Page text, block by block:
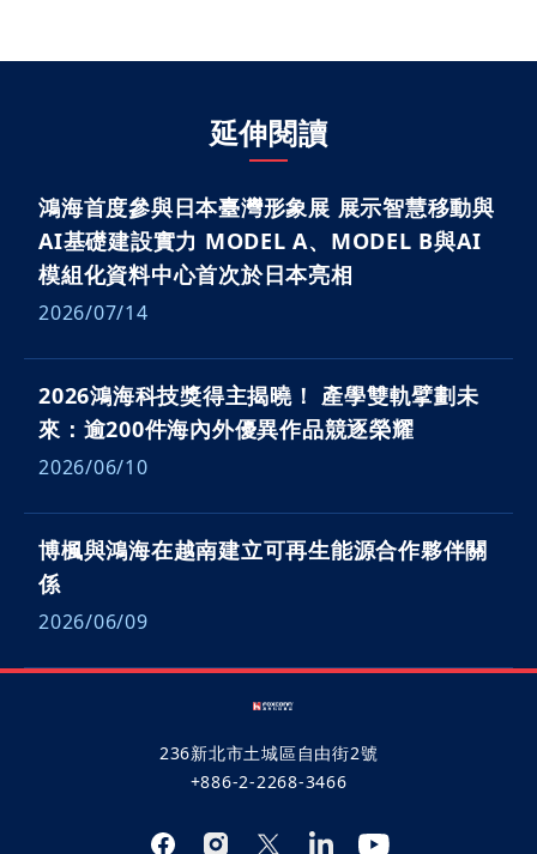
延伸閱讀
鴻海首度參與日本臺灣形象展 展示智慧移動與
AI基礎建設實力 MODEL A、MODEL B與AI
模組化資料中心首次於日本亮相
2026/07/14
2026鴻海科技獎得主揭曉！ 產學雙軌擘劃未
來：逾200件海內外優異作品競逐榮耀
2026/06/10
博楓與鴻海在越南建立可再生能源合作夥伴關
係
2026/06/09
236新北市土城區自由街2號
+886-2-2268-3466